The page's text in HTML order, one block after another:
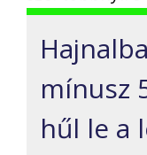
mínusz
hűl le a